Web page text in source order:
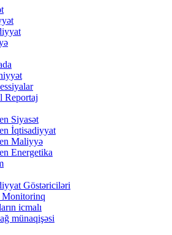
Reportaj
Siyasət
İqtisadiyyat
Maliyyə
Energetika
Göstəriciləri
Monitorinq
icmalı
münaqişəsi